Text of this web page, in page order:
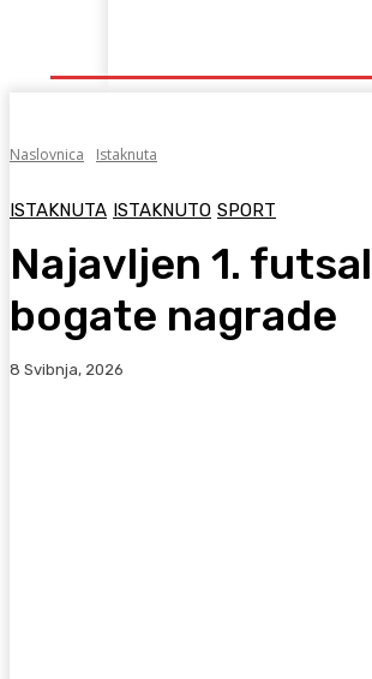
Naslovnica
Istaknuta
ISTAKNUTA ISTAKNUTO SPORT
Najavljen 1.
bogate nagrade
8 Svibnja, 2026